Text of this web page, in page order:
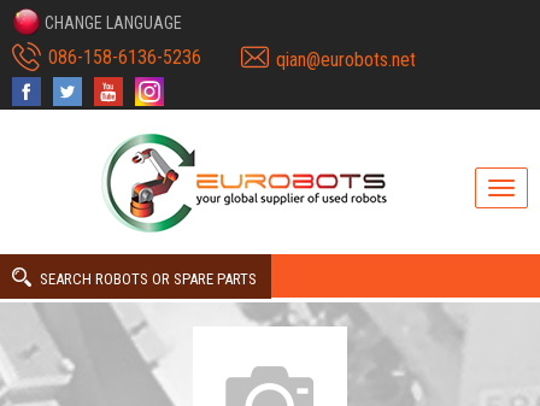
CHANGE LANGUAGE
086-158-6136-5236 qian@eurobots.net
SEARCH ROBOTS OR SPARE PARTS